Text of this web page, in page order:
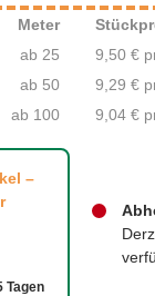
–
Tagen
Meter
ab 25
9,50 €
ab 50
9,29 €
ab 100
9,04 €